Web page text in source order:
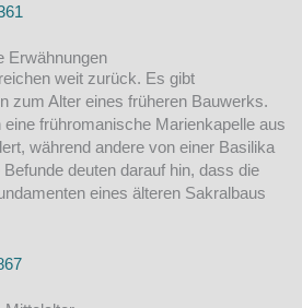
Erwähnungen
weit zurück. Es gibt
zum Alter eines früheren Bauwerks.
frühromanische Marienkapelle aus
während andere von einer Basilika
deuten darauf hin, dass die
eines älteren Sakralbaus